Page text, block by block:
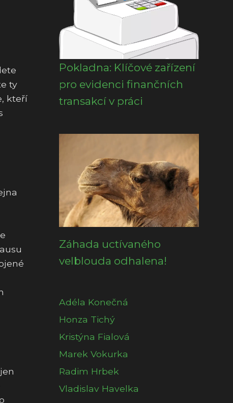
ty
kteří
Pokladna: Klíčové zařízení
pro evidenci finančních
transakcí v práci
Záhada uctívaného
velblouda odhalena!
Adéla Konečná
Honza Tichý
Kristýna Fialová
Marek Vokurka
Radim Hrbek
Vladislav Havelka